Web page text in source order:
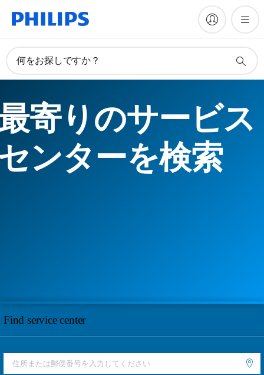
何をお探しですか？
寄りのサービス
ンターを検索
Find service center